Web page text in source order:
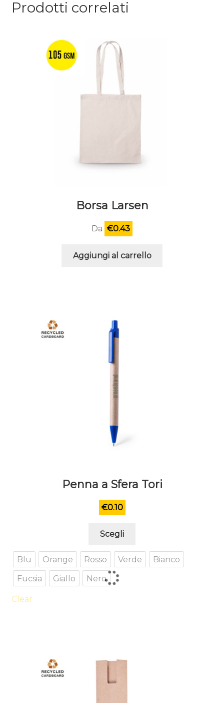
Prodotti correlati
Borsa Larsen
Da €0.43
Aggiungi al carrello
Penna a Sfera Tori
€0.10
Scegli
ha
più
Blu Orange Rosso Verde
Bianco
Fucsia
Giallo Nero
Clear